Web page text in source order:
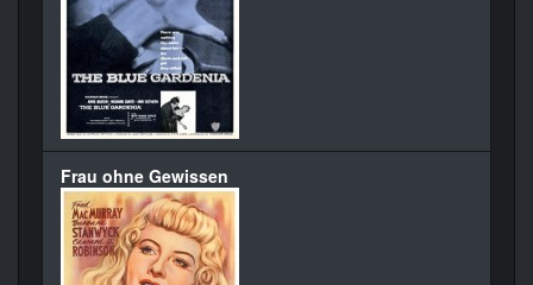
Frau ohne Gewissen